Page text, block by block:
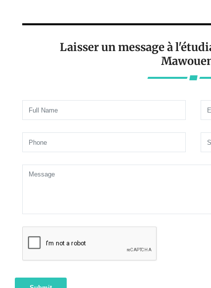
Laisser un message à